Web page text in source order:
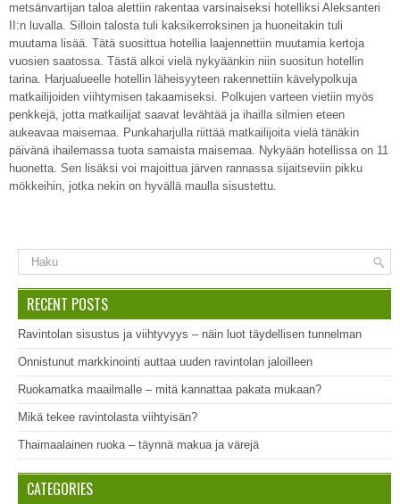
metsänvartijan taloa alettiin rakentaa varsinaiseksi hotelliksi Aleksanteri
II:n luvalla. Silloin talosta tuli kaksikerroksinen ja huoneitakin tuli
muutama lisää. Tätä suosittua hotellia laajennettiin muutamia kertoja
vuosien saatossa. Tästä alkoi vielä nykyäänkin niin suositun hotellin
tarina. Harjualueelle hotellin läheisyyteen rakennettiin kävelypolkuja
matkailijoiden viihtymisen takaamiseksi. Polkujen varteen vietiin myös
penkkejä, jotta matkailijat saavat levähtää ja ihailla silmien eteen
aukeavaa maisemaa. Punkaharjulla riittää matkailijoita vielä tänäkin
päivänä ihailemassa tuota samaista maisemaa. Nykyään hotellissa on 11
huonetta. Sen lisäksi voi majoittua järven rannassa sijaitseviin pikku
mökkeihin, jotka nekin on hyvällä maulla sisustettu.
RECENT POSTS
Ravintolan sisustus ja viihtyvyys – näin luot täydellisen tunnelman
Onnistunut markkinointi auttaa uuden ravintolan jaloilleen
Ruokamatka maailmalle – mitä kannattaa pakata mukaan?
Mikä tekee ravintolasta viihtyisän?
Thaimaalainen ruoka – täynnä makua ja värejä
CATEGORIES